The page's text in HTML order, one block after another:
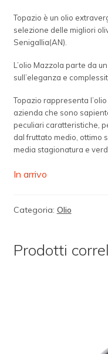
Topazio è un olio
selezione delle migliori
Senigallia(AN).
L’olio Mazzola parte da
sull’eleganza e
Topazio rappresenta
azienda che sono
peculiari caratteristiche,
dal fruttato medio, ottimo
media stagionatura e
In arrivo
Categoria: Olio
Prodotti